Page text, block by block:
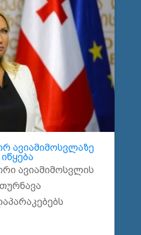
ავიამიმოსვლაზე
ავიამიმოსვლის